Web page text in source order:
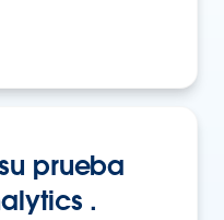
prueba
.